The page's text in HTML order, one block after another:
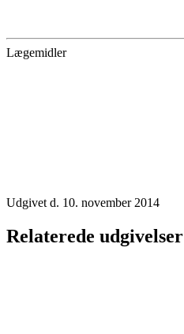
Lægemidler
Udgivet d. 10. november 2014
Relaterede udgivelser